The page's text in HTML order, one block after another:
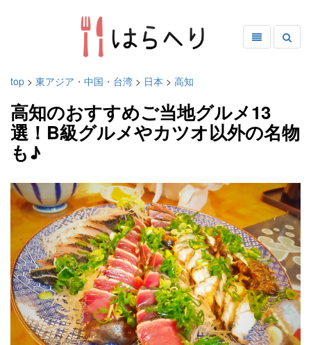
top > 東アジア・中国・台湾 > 日本 > 高知
高知のおすすめご当地グルメ13
選！B級グルメやカツオ以外の名物
も♪